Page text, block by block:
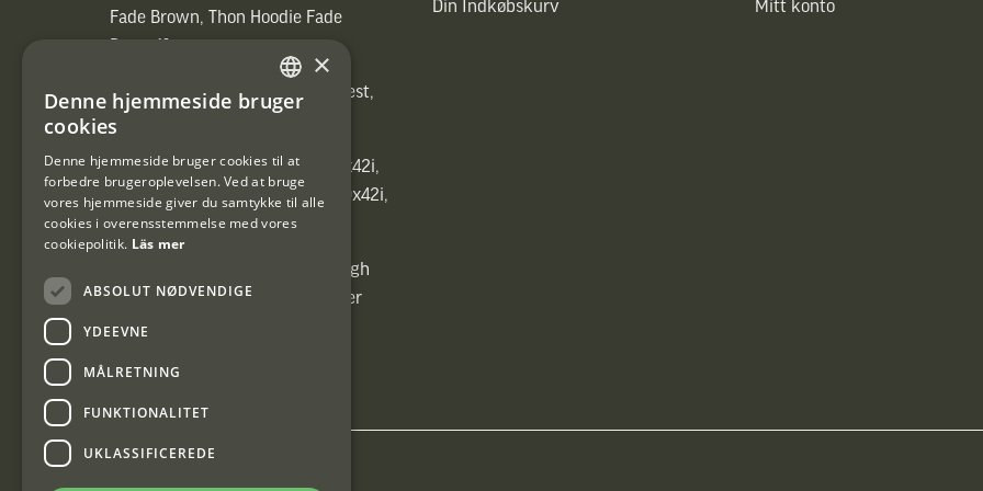
Fade Brown, Thon Hoodie Fade
[ih_use_fallback_field(Heated vest,
Heated vest)]
[ih_use_fallback_field(C6 1,7-10x42i,
6ggr förstoringsväxel!, C6 1,7-10x42i,
6ggr förstoringsväxel!)]
[ih_use_fallback_field(Carrier High
Energy Professional 15kg, Carrier
High Energy Professional 15kg)]
Din Indkøbskurv Mitt konto
SWEDISH
×
Denne hjemmeside bruger
cookies
Denne hjemmeside bruger cookies til at
forbedre brugeroplevelsen. Ved at bruge
vores hjemmeside giver du samtykke til alle
cookies i overensstemmelse med vores
cookiepolitik. Läs mer
ABSOLUT NØDVENDIGE
YDEEVNE
MÅLRETNING
FUNKTIONALITET
UKLASSIFICEREDE